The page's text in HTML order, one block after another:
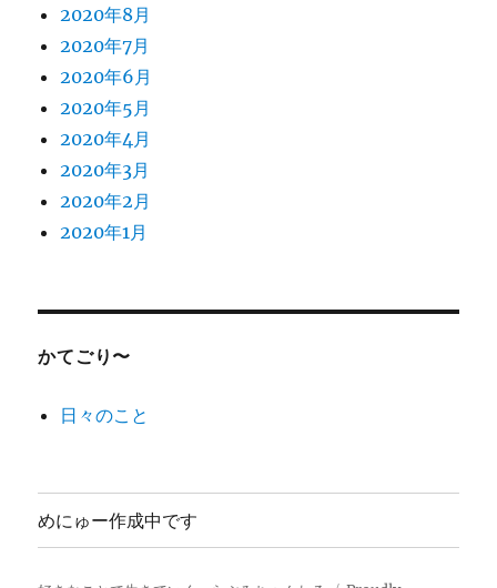
2020年8月
2020年7月
2020年6月
2020年5月
2020年4月
2020年3月
2020年2月
2020年1月
かてごり〜
日々のこと
めにゅー作成中です